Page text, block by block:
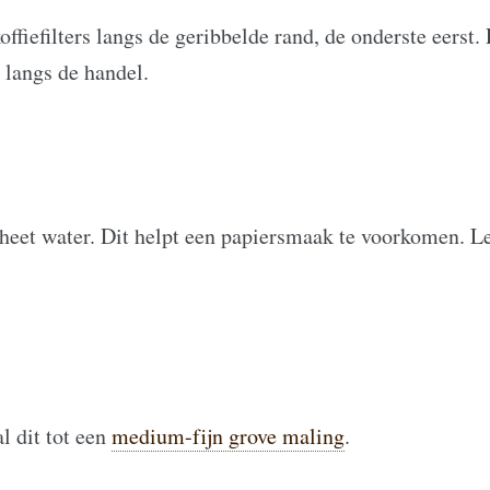
langs de geribbelde rand, de onderste eerst.
de handel.
water. Dit helpt een papiersmaak te voorkomen.
dit tot eenmedium-fijn grove maling.